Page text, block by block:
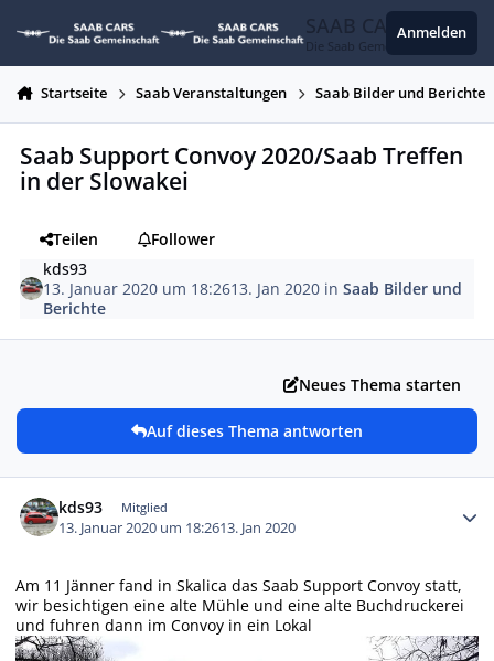
SAAB CARS
Die Saab Gemeinschaft
Anmelden
Startseite Saab Veranstaltungen Saab Bilder und Berichte
Saab Support Convoy 2020/Saab Treffen
in der Slowakei
Teilen
Follower
kds93
13. Januar 2020 um 18:2613. Jan 2020 inSaab Bilder und
Berichte
Neues Thema starten
Auf dieses Thema antworten
kds93 Mitglied
13. Januar 2020 um 18:2613. Jan 2020
Am 11 Jänner fand in Skalica das Saab Support Convoy statt,
wir besichtigen eine alte Mühle und eine alte Buchdruckerei
und fuhren dann im Convoy in ein Lokal